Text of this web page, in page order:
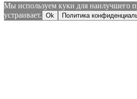
Мы используем куки для наилучшего
устраивает. Ok Политика